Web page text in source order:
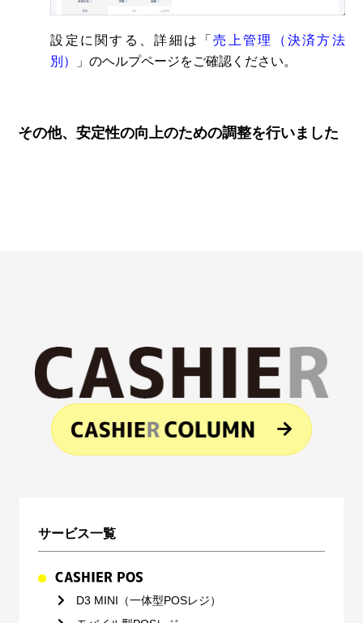
設定に関する、詳細は「売上管理（決済方法
別）
」のヘルプページをご確認ください。
その他、安定性の向上のための調整を行いました
サービス一覧
CASHIER POS
D3 MINI（一体型POSレジ）